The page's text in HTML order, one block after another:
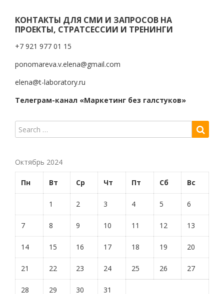
КОНТАКТЫ ДЛЯ СМИ И ЗАПРОСОВ НА
ПРОЕКТЫ, СТРАТСЕССИИ И ТРЕНИНГИ
+7 921 977 01 15
ponomareva.v.elena@gmail.com
elena@t-laboratory.ru
Телеграм-канал «Маркетинг без галстуков»
Октябрь 2024
Пн Вт Ср Чт Пт Сб Вс
1 2 3 4 5 6
7 8 9 10 11 12 13
14 15 16 17 18 19 20
21 22 23 24 25 26 27
28 29 30 31